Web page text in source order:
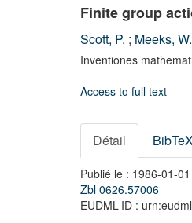
Finite group
Scott, P. ; Meeks,
Inventiones
Access to full text
Détail
Publié le : 1986-01-01
Zbl 0626.57006
EUDML-ID :